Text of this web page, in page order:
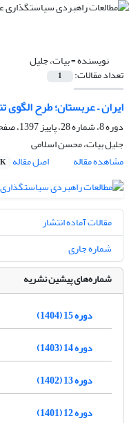
نویسنده =بیات، جلیل
تعداد مقالات: 1
ایران – عربستان؛ طرح
دوره 8، شماره 28، پاییز 1397، صفحه
جلیل بیات، محسن اسلامی
مشاهده مقاله
اصل مقاله
مقالات آماده انتشار
شماره جاری
شماره‌های پیشین نشریه
دوره 15 (1404)
دوره 14 (1403)
دوره 13 (1402)
دوره 12 (1401)